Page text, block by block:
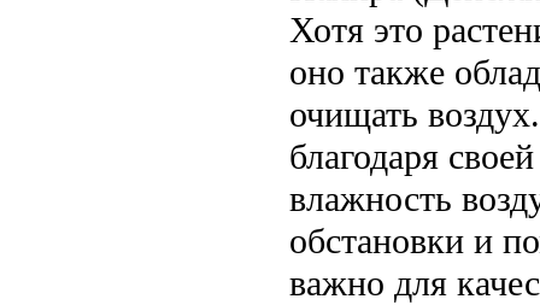
Хотя это
оно также
очищать
благодаря
влажность
обстановки и
важно для